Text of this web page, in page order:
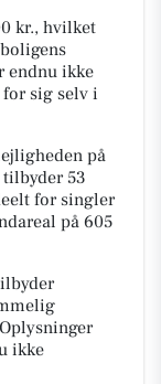
kr., hvilket
endnu ikke
sig selv i
på
53
for singler
på 605
ikke